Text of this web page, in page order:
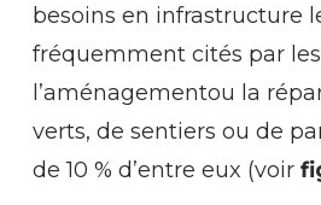
besoins en infrastructure
fréquemment cités par
l’aménagementou la
verts, de sentiers ou de
de 10 % d’entre eux (voir